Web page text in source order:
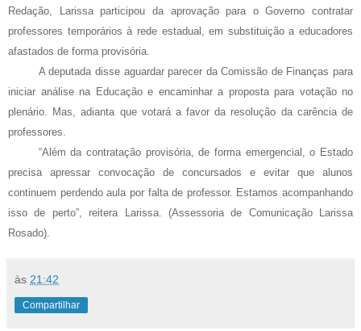
Redação, Larissa participou da aprovação para o Governo contratar
professores temporários à rede estadual, em substituição a educadores
afastados de forma provisória.
A deputada disse aguardar parecer da Comissão de Finanças para
iniciar análise na Educação e encaminhar a proposta para votação no
plenário. Mas, adianta que votará a favor da resolução da carência de
professores.
“Além da contratação provisória, de forma emergencial, o Estado
precisa apressar convocação de concursados e evitar que alunos
continuem perdendo aula por falta de professor. Estamos acompanhando
isso de perto”, reitera Larissa. (Assessoria de Comunicação Larissa
Rosado).
às 21:42
Compartilhar